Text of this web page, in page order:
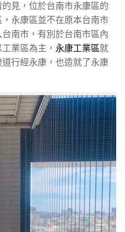
見，位於台南市永康區的
永康區並不在原本台南市
南市，有別於台南市區內
業區為主， 永康工業區就
行經永康，也造就了永康